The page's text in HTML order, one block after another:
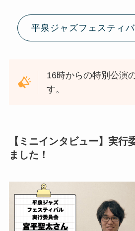
平泉ジャズフェスティ
16時からの特別公演
す。
【ミニインタビュー】実行
ました！